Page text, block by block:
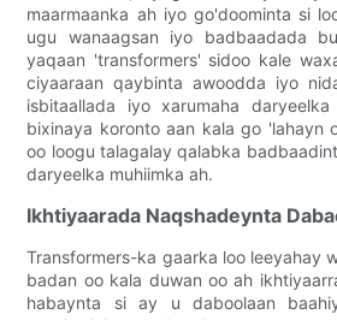
maarmaanka ah iyo go'doominta si
ugu wanaagsan iyo badbaadada
yaqaan 'transformers' sidoo kale
ciyaaraan qaybinta awoodda iyo
isbitaallada iyo xarumaha
bixinaya koronto aan kala go 'lahayn
oo loogu talagalay qalabka
daryeelka muhiimka ah.
Ikhtiyaarada Naqshadeynta
Transformers-ka gaarka loo leeyahay
badan oo kala duwan oo ah
habaynta si ay u daboolaan